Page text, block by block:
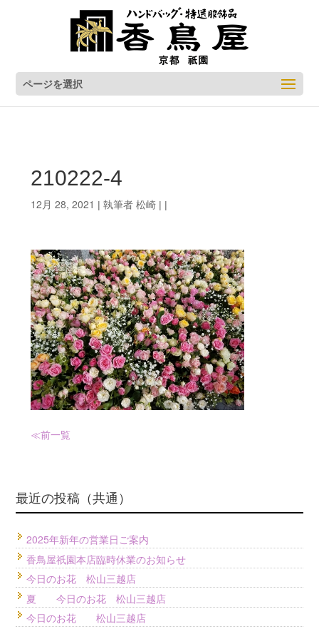
ページを選択
210222-4
12月 28, 2021 | 執筆者 松崎| |
≪前一覧
最近の投稿（共通）
2025年新年の営業日ご案内
香鳥屋祇園本店臨時休業のお知らせ
今日のお花 松山三越店
夏 今日のお花 松山三越店
今日のお花 松山三越店